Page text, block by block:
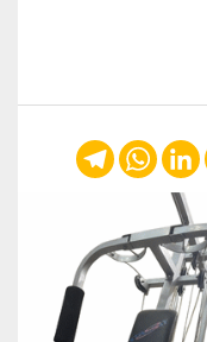
LinkedIn
WhatsApp
Telegram